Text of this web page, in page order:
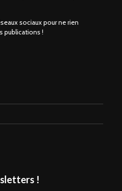
sociaux pour ne rien
publications !
!